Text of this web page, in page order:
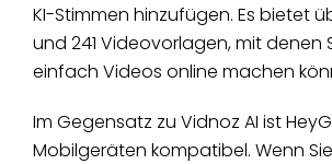
KI-Stimmen hinzufügen. Es bietet
und 241 Videovorlagen, mit denen
einfach Videos online machen
Im Gegensatz zu Vidnoz AI ist
Mobilgeräten kompatibel. Wenn